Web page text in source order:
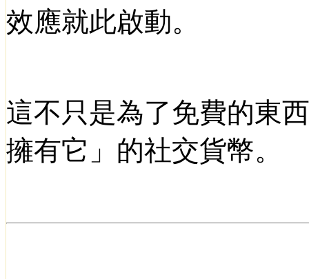
效應就此啟動。
這不只是為了免費的東
擁有它」的社交貨幣。